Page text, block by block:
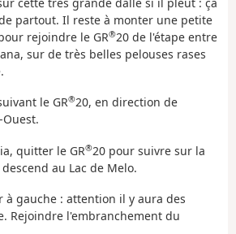
partout. Il reste à monter une petite
rejoindre le GR®20 de l'étape entre
sur de très belles pelouses rases
le GR®20, en direction de
quitter le GR®20 pour suivre sur la
au Lac de Melo.
à gauche : attention il y aura des
Rejoindre l'embranchement du